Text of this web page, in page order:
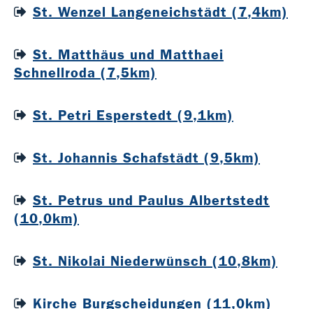
St. Wenzel Langeneichstädt (7,4km)
St. Matthäus und Matthaei
Schnellroda (7,5km)
St. Petri Esperstedt (9,1km)
St. Johannis Schafstädt (9,5km)
St. Petrus und Paulus Albertstedt
(10,0km)
St. Nikolai Niederwünsch (10,8km)
Kirche Burgscheidungen (11,0km)